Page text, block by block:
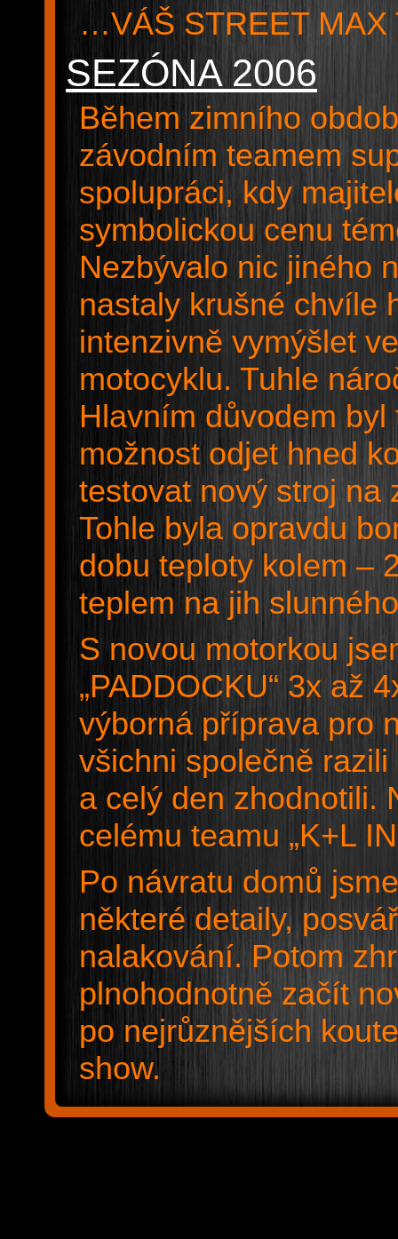
…VÁŠ STREET
SEZÓNA 2006
Během zimního
závodním teamem
spolupráci, kdy
symbolickou cenu
Nezbývalo nic jiného
nastaly krušné chvíle
intenzivně vymýšlet
motocyklu. Tuhle
Hlavním důvodem
možnost odjet hned
testovat nový stroj na
Tohle byla opravdu
dobu teploty kolem –
teplem na jih
S novou motorkou
„PADDOCKU“ 3x až
výborná příprava pro
všichni společně razili
a celý den zhodnotili.
celému teamu „K+L
Po návratu domů
některé detaily,
nalakování. Potom
plnohodnotně začít
po nejrůznějších
show.